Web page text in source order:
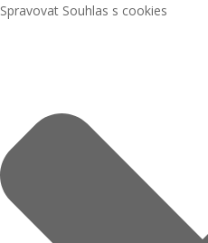
Spravovat Souhlas s cookies